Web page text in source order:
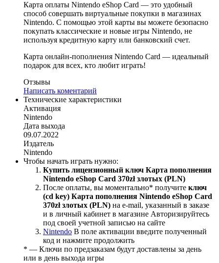
Карта оплаты Nintendo eShop Card — это удобный
способ совершать виртуальные покупки в магазинах
Nintendo. С помощью этой карты вы можете безопасно
покупать классические и новые игры Nintendo, не
используя кредитную карту или банковский счет.
Карта онлайн-пополнения Nintendo Card — идеальный
подарок для всех, кто любит играть!
Отзывы
Написать коментарий
Технические характеристики
Активация
Nintendo
Дата выхода
09.07.2022
Издатель
Nintendo
Чтобы начать играть нужно:
Купить лицензионный ключ Карта пополнения
Nintendo eShop Card 370zł злотых (PLN)
После оплаты, вы моментально* получите ключ
(cd key) Карта пополнения Nintendo eShop Card
370zł злотых (PLN) на е-mail, указанный в заказе
и в личный кабинет в магазине Авторизируйтесь
под своей учетной записью на сайте
Nintendo В поле активации введите полученный
код и нажмите продолжить
* — Ключи по предзаказам будут доставлены за день
или в день выхода игры